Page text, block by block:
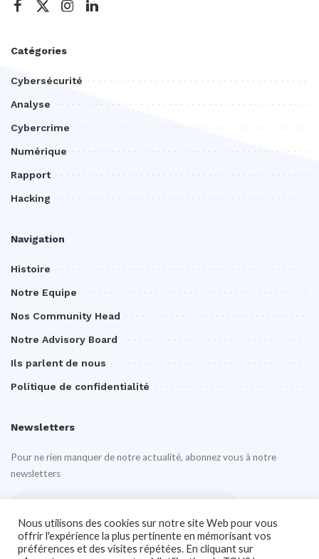
Catégories
Cybersécurité
Analyse
Cybercrime
Numérique
Rapport
Hacking
Navigation
Histoire
Notre Equipe
Nos Community Head
Notre Advisory Board
Ils parlent de nous
Politique de confidentialité
Newsletters
Pour ne rien manquer de notre actualité, abonnez vous à notre
newsletters
Nous utilisons des cookies sur notre site Web pour vous
offrir l'expérience la plus pertinente en mémorisant vos
préférences et des visites répétées. En cliquant sur